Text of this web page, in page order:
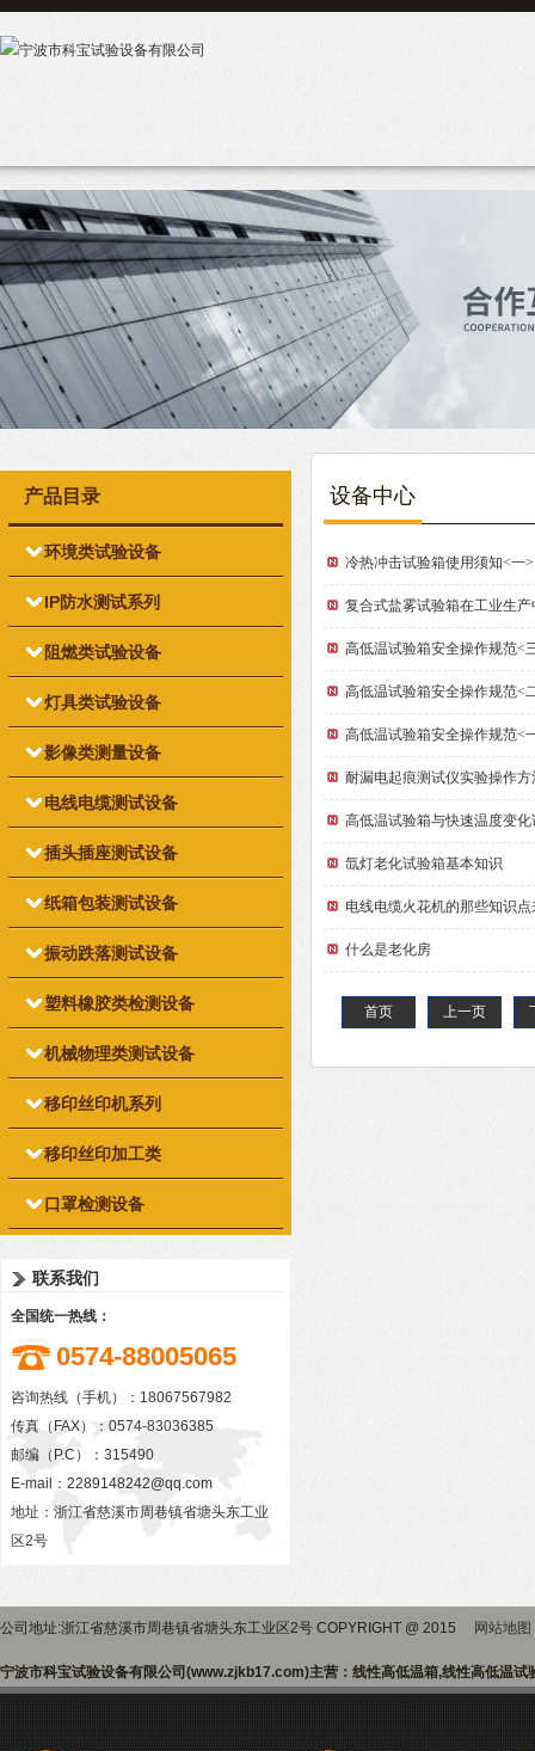
产品目录
环境类试验设备
IP防水测试系列
阻燃类试验设备
灯具类试验设备
影像类测量设备
电线电缆测试设备
插头插座测试设备
纸箱包装测试设备
振动跌落测试设备
塑料橡胶类检测设备
机械物理类测试设备
移印丝印机系列
移印丝印加工类
口罩检测设备
联系我们
全国统一热线：
0574-88005065
咨询热线（手机）：18067567982
传真（FAX）：0574-83036385
邮编（P.C）：315490
E-mail： 2289148242@qq.com
地址：浙江省慈溪市周巷镇省塘头东工业
区2号
设备中心
冷热冲击试验箱使用须知<一>
复合式盐雾试验箱在工业生
高低温试验箱安全操作规范<
高低温试验箱安全操作规范<
高低温试验箱安全操作规范<
耐漏电起痕测试仪实验操作方
高低温试验箱与快速温度变
氙灯老化试验箱基本知识
电线电缆火花机的那些知识
什么是老化房
首页 上一页
公司地址:浙江省慈溪市周巷镇省塘头东工业区2号 COPYRIGHT @ 2015 网站地图
宁波市科宝试验设备有限公司(www.zjkb17.com)主营：线性高低温箱,线性高低温